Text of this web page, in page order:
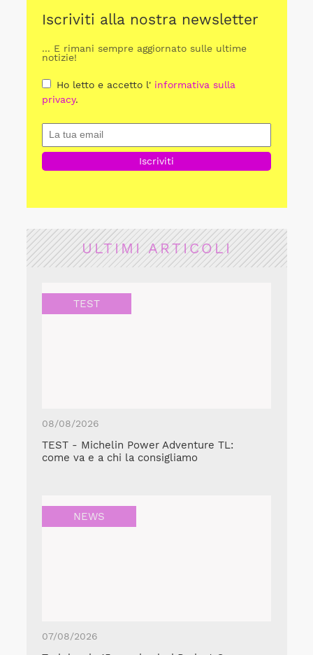
Iscriviti alla nostra newsletter
... E rimani sempre aggiornato sulle ultime
notizie!
Ho letto e accetto l' informativa sulla
privacy.
ULTIMI ARTICOLI
TEST
08/08/2026
TEST - Michelin Power Adventure TL:
come va e a chi la consigliamo
NEWS
07/08/2026